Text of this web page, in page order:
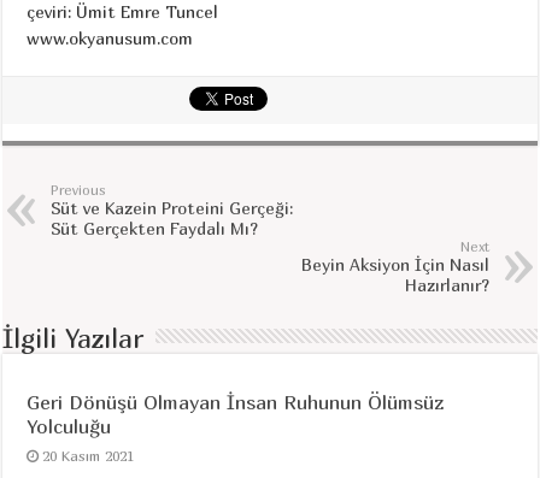
çeviri: Ümit Emre Tuncel
www.okyanusum.com
Previous
Süt ve Kazein Proteini Gerçeği:
Süt Gerçekten Faydalı Mı?
Next
Beyin Aksiyon İçin Nasıl
Hazırlanır?
İlgili Yazılar
Geri Dönüşü Olmayan İnsan Ruhunun Ölümsüz
Yolculuğu
20 Kasım 2021